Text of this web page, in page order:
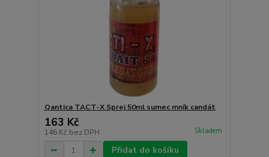
Qantica TACT-X Sprej 50ml sumec mník candát
163 Kč
146 Kč bez DPH Skladem
Přidat do košíku